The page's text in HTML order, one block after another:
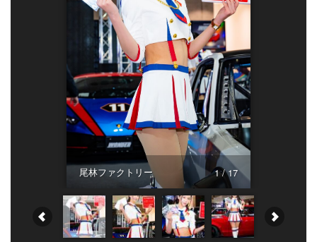
1 / 17
尾林ファクトリー